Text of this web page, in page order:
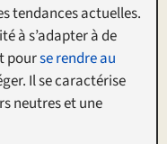
tendances actuelles.
à s’adapter à de
pourse rendre au
Il se caractérise
neutres et une